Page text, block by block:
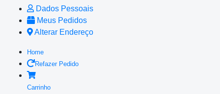
Dados Pessoais
Meus Pedidos
Alterar Endereço
Home
Refazer Pedido
Carrinho